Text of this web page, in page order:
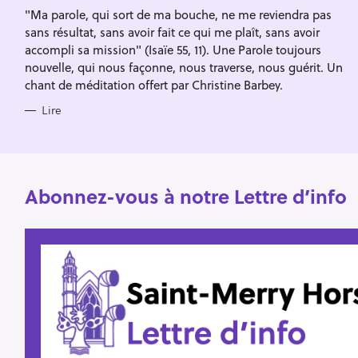
E
S
"Ma parole, qui sort de ma bouche, ne me reviendra pas
sans résultat, sans avoir fait ce qui me plaît, sans avoir
accompli sa mission" (Isaïe 55, 11). Une Parole toujours
nouvelle, qui nous façonne, nous traverse, nous guérit. Un
chant de méditation offert par Christine Barbey.
Lire
Abonnez-vous à notre Lettre d’info
h
e
r